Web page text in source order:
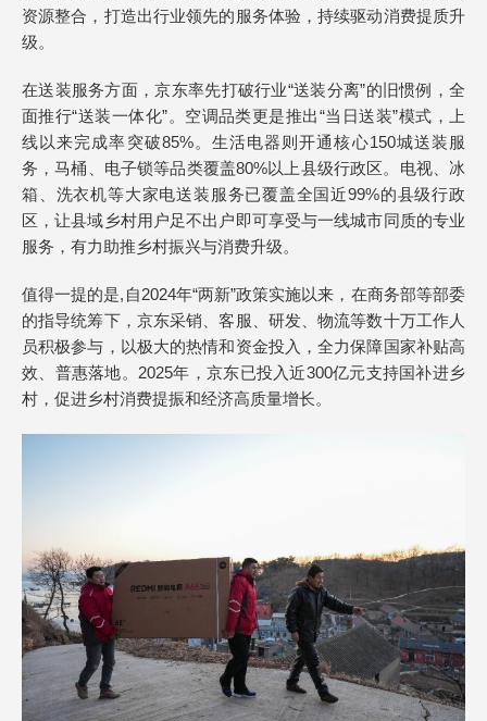
资源整合，打造出行业领先的服务体验，持续驱动消费提质升
级。
在送装服务方面，京东率先打破行业“送装分离”的旧惯例，全
面推行“送装一体化”。空调品类更是推出“当日送装”模式，上
线以来完成率突破85%。生活电器则开通核心150城送装服
务，马桶、电子锁等品类覆盖80%以上县级行政区。电视、冰
箱、洗衣机等大家电送装服务已覆盖全国近99%的县级行政
区，让县域乡村用户足不出户即可享受与一线城市同质的专业
服务，有力助推乡村振兴与消费升级。
值得一提的是,自2024年“两新”政策实施以来，在商务部等部委
的指导统筹下，京东采销、客服、研发、物流等数十万工作人
员积极参与，以极大的热情和资金投入，全力保障国家补贴高
效、普惠落地。2025年，京东已投入近300亿元支持国补进乡
村，促进乡村消费提振和经济高质量增长。